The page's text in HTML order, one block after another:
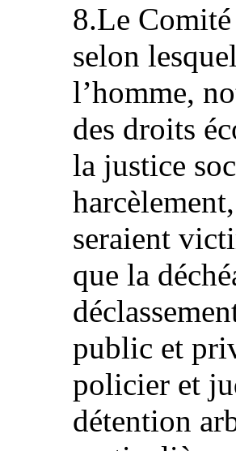
8.Le
selon
l’homme,
des droits
la justice
seraient
que la
public et
policier et
détention